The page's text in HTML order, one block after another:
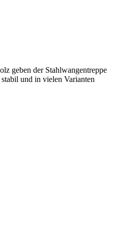
geben der Stahlwangentreppe
und in vielen Varianten